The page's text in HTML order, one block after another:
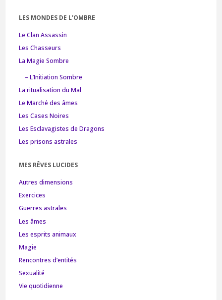
LES MONDES DE L’OMBRE
Le Clan Assassin
Les Chasseurs
La Magie Sombre
– L’Initiation Sombre
La ritualisation du Mal
Le Marché des âmes
Les Cases Noires
Les Esclavagistes de Dragons
Les prisons astrales
MES RÊVES LUCIDES
Autres dimensions
Exercices
Guerres astrales
Les âmes
Les esprits animaux
Magie
Rencontres d’entités
Sexualité
Vie quotidienne